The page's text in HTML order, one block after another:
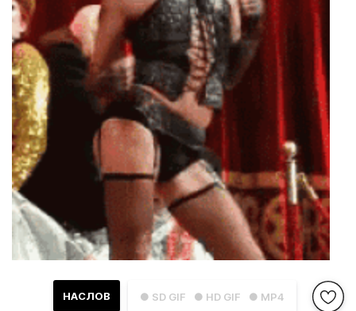
● SD GIF ● HD GIF ● MP4
НАСЛОВ